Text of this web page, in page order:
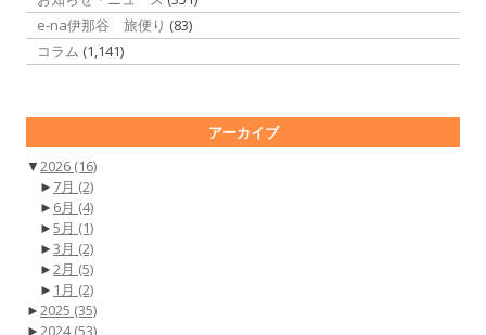
e-na伊那谷 旅便り (83)
コラム (1,141)
アーカイブ
▼2026 (16)
► 7月 (2)
► 6月 (4)
►5月 (1)
►3月 (2)
►2月 (5)
► 1月 (2)
►2025 (35)